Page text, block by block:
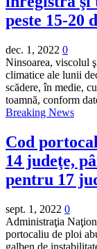
peste 15-20
dec. 1, 2022 0
Ninsoarea, viscolul
climatice ale lunii
scădere, în medie,
toamnă, conform
Breaking News
Cod
14 judeţe,
pentru 17
sept. 1, 2022 0
Administraţia
portocaliu de ploi
galben de